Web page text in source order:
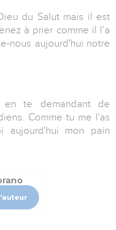
du Salut mais il est
à prier comme il l’a
nous aujourd'hui notre
te demandant de
Comme tu me l'as
aujourd'hui mon pain